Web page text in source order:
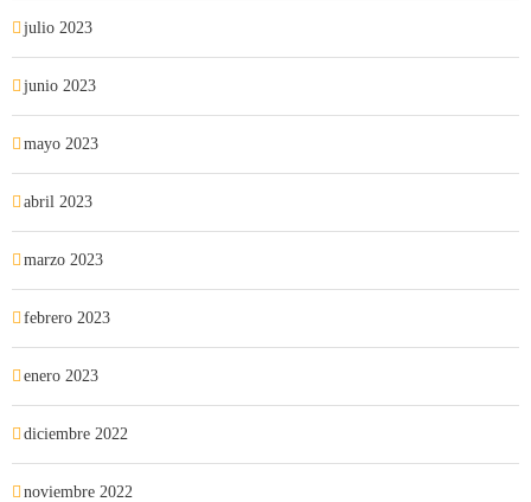
julio 2023
junio 2023
mayo 2023
abril 2023
marzo 2023
febrero 2023
enero 2023
diciembre 2022
noviembre 2022